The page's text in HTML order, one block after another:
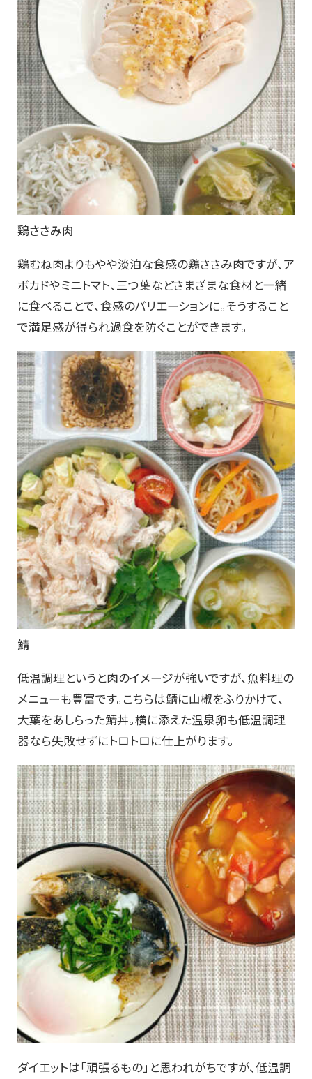
鶏ささみ肉
鶏むね肉よりもやや淡泊な食感の鶏ささみ肉ですが、ア
ボカドやミニトマト、三つ葉などさまざまな食材と一緒
に食べることで、食感のバリエーションに。そうすること
で満足感が得られ過食を防ぐことができます。
鯖
低温調理というと肉のイメージが強いですが、魚料理の
メニューも豊富です。こちらは鯖に山椒をふりかけて、
大葉をあしらった鯖丼。横に添えた温泉卵も低温調理
器なら失敗せずにトロトロに仕上がります。
ダイエットは「頑張るもの」と思われがちですが、低温調